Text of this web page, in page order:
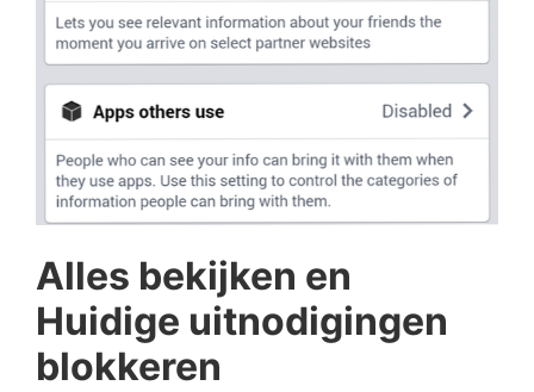
Alles bekijken en
Huidige uitnodigingen
blokkeren